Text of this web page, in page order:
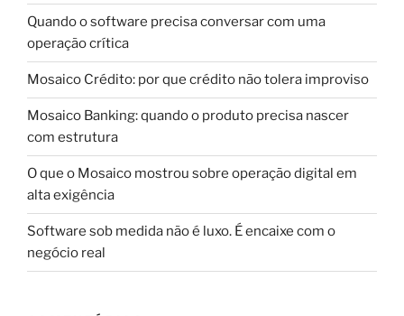
Quando o software precisa conversar com uma
operação crítica
Mosaico Crédito: por que crédito não tolera improviso
Mosaico Banking: quando o produto precisa nascer
com estrutura
O que o Mosaico mostrou sobre operação digital em
alta exigência
Software sob medida não é luxo. É encaixe com o
negócio real